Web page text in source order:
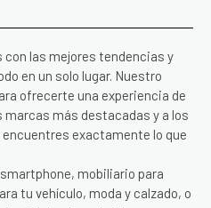
las mejores tendencias y
en un solo lugar. Nuestro
ofrecerte una experiencia de
marcas más destacadas y a los
exactamente lo que
mobiliario para
tu vehículo, moda y calzado, o